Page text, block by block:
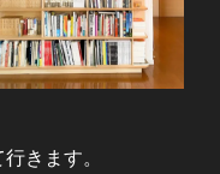
きます。